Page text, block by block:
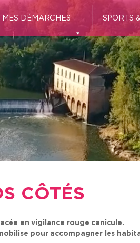
MES DÉMARCHES SPORTS
CÔTÉS
en vigilance rouge canicule.
pour accompagner les